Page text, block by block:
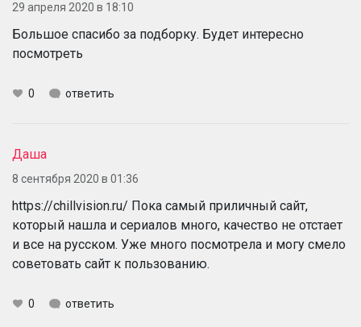
29 апреля 2020 в 18:10
Большое спасибо за подборку. Будет интересно
посмотреть
0 ответить
Даша
8 сентября 2020 в 01:36
https://chillvision.ru/ Пока самый приличный сайт,
который нашла и сериалов много, качество не отстает
и все на русском. Уже много посмотрела и могу смело
советовать сайт к пользованию.
0 ответить